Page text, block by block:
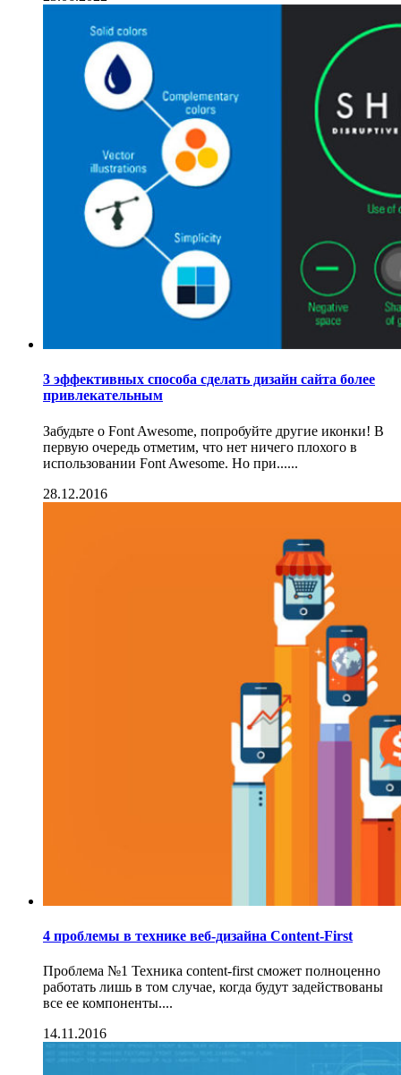
3 эффективных способа сделать дизайн сайта более
привлекательным
Забудьте о Font Awesome, попробуйте другие иконки! В
первую очередь отметим, что нет ничего плохого в
использовании Font Awesome. Но при......
28.12.2016
4 проблемы в технике веб-дизайна Content-First
Проблема №1 Техника content-first сможет полноценно
работать лишь в том случае, когда будут задействованы
все ее компоненты....
14.11.2016